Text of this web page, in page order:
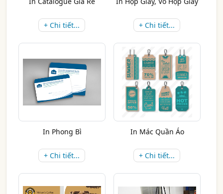
+ Chi tiết... + Chi tiết...
In Phong Bì
+ Chi tiết...
In Mác Quần Áo
+ Chi tiết...